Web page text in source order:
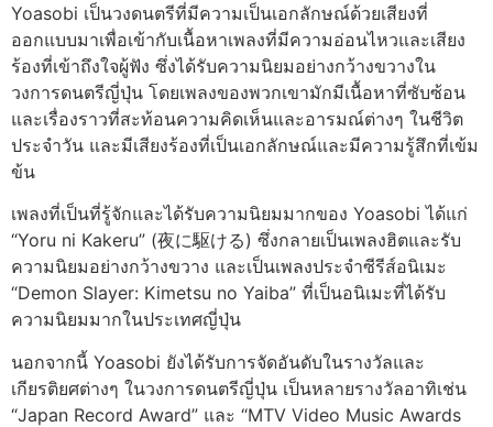
Yoasobi เป็นวงดนตรีที่มีความเป็นเอกลักษณ์ด้วยเสียงที่
ออกแบบมาเพื่อเข้ากับเนื้อหาเพลงที่มีความอ่อนไหวและเสียง
ร้องที่เข้าถึงใจผู้ฟัง ซึ่งได้รับความนิยมอย่างกว้างขวางใน
วงการดนตรีญี่ปุ่น โดยเพลงของพวกเขามักมีเนื้อหาที่ซับซ้อน
และเรื่องราวที่สะท้อนความคิดเห็นและอารมณ์ต่างๆ ในชีวิต
ประจำวัน และมีเสียงร้องที่เป็นเอกลักษณ์และมีความรู้สึกที่เข้ม
ข้น
เพลงที่เป็นที่รู้จักและได้รับความนิยมมากของ Yoasobi ได้แก่
“Yoru ni Kakeru” (夜に駆ける) ซึ่งกลายเป็นเพลงฮิตและรับ
ความนิยมอย่างกว้างขวาง และเป็นเพลงประจำซีรีส์อนิเมะ
“Demon Slayer: Kimetsu no Yaiba” ที่เป็นอนิเมะที่ได้รับ
ความนิยมมากในประเทศญี่ปุ่น
นอกจากนี้ Yoasobi ยังได้รับการจัดอันดับในรางวัลและ
เกียรติยศต่างๆ ในวงการดนตรีญี่ปุ่น เป็นหลายรางวัลอาทิเช่น
“Japan Record Award” และ “MTV Video Music Awards